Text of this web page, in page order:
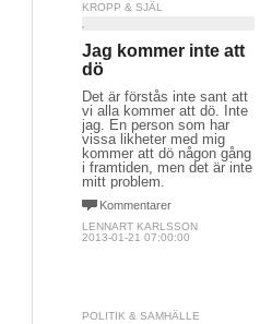
KROPP & SJÄL
Jag kommer inte att
dö
Det är förstås inte sant att
vi alla kommer att dö. Inte
jag. En person som har
vissa likheter med mig
kommer att dö någon gång
i framtiden, men det är inte
mitt problem.
Kommentarer
LENNART KARLSSON
2013-01-21 07:00:00
POLITIK & SAMHÄLLE